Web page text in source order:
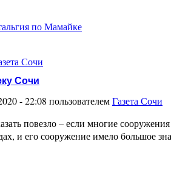
по Мамайке
Сочи
- 22:08 пользователемГазета Сочи
повезло – если многие
и его сооружение имело большое